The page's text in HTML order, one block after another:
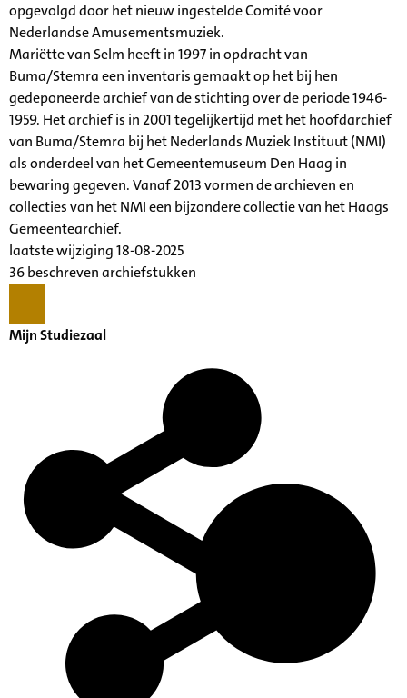
opgevolgd door het nieuw ingestelde Comité voor
Nederlandse Amusementsmuziek.
Mariëtte van Selm heeft in 1997 in opdracht van
Buma/Stemra een inventaris gemaakt op het bij hen
gedeponeerde archief van de stichting over de periode 1946-
1959. Het archief is in 2001 tegelijkertijd met het hoofdarchief
van Buma/Stemra bij het Nederlands Muziek Instituut (NMI)
als onderdeel van het Gemeentemuseum Den Haag in
bewaring gegeven. Vanaf 2013 vormen de archieven en
collecties van het NMI een bijzondere collectie van het Haags
Gemeentearchief.
laatste wijziging 18-08-2025
36 beschreven archiefstukken
Mijn Studiezaal